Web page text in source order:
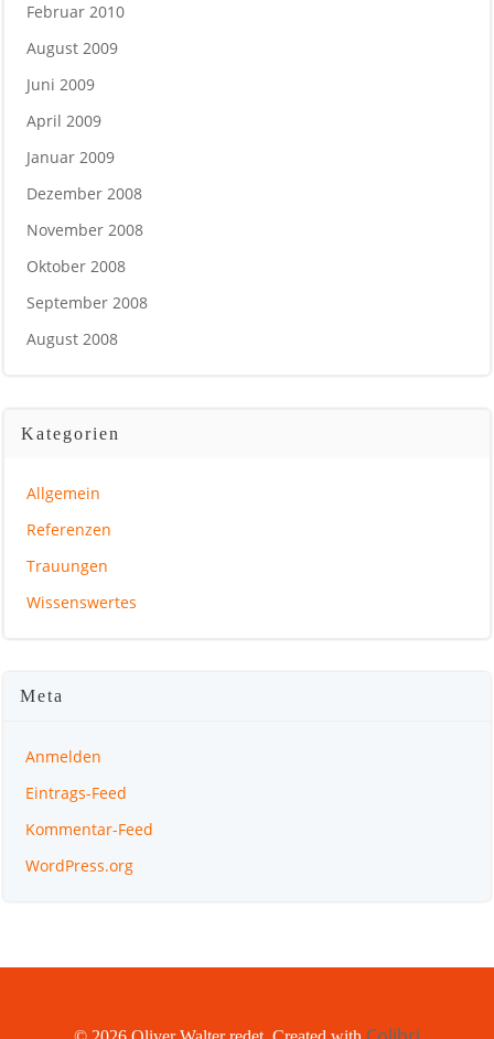
Februar 2010
August 2009
Juni 2009
April 2009
Januar 2009
Dezember 2008
November 2008
Oktober 2008
September 2008
August 2008
Kategorien
Allgemein
Referenzen
Trauungen
Wissenswertes
Meta
Anmelden
Eintrags-Feed
Kommentar-Feed
WordPress.org